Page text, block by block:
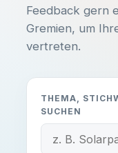
Feedback gern
Gremien, um
vertreten.
THEMA,
SUCHEN